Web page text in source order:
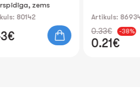
Artikuls: 86934
0.33€
0.21€